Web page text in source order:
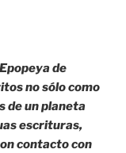
de
no sólo como
de un planeta
escrituras,
contacto con